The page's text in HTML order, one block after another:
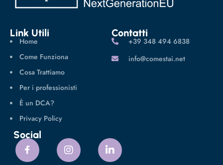
Link Utili
Home
Come Funziona
Cosa Trattiamo
Per i professionisti
È un DCA?
Privacy Policy
Contatti
‪+39 348 494 6838
info@comestai.net
Social